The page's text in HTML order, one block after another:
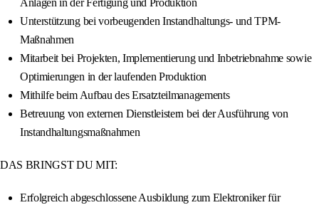
Anlagen in der Fertigung und Produktion
Unterstützung bei vorbeugenden Instandhaltungs- und TPM-
Maßnahmen
Mitarbeit bei Projekten, Implementierung und Inbetriebnahme sowie
Optimierungen in der laufenden Produktion
Mithilfe beim Aufbau des Ersatzteilmanagements
Betreuung von externen Dienstleistern bei der Ausführung von
Instandhaltungsmaßnahmen
DAS BRINGST DU MIT:
Erfolgreich abgeschlossene Ausbildung zum Elektroniker für